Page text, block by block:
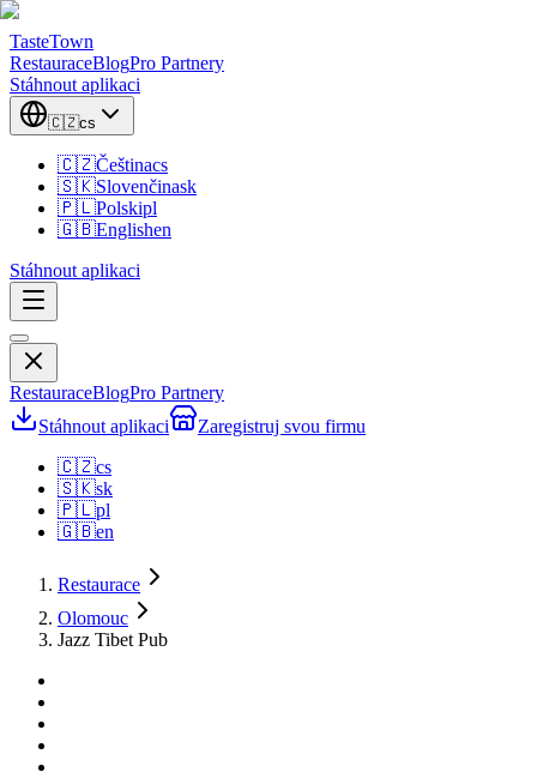
TasteTown
RestauraceBlogPro Partnery
Stáhnout aplikaci
🇨🇿cs
🇨🇿Češtinacs
🇸🇰Slovenčinask
🇵🇱Polskipl
🇬🇧Englishen
Stáhnout aplikaci
RestauraceBlogPro Partnery
Stáhnout aplikaci
Zaregistruj svou firmu
🇨🇿cs
🇸🇰sk
🇵🇱pl
🇬🇧en
Restaurace
Olomouc
Jazz Tibet Pub